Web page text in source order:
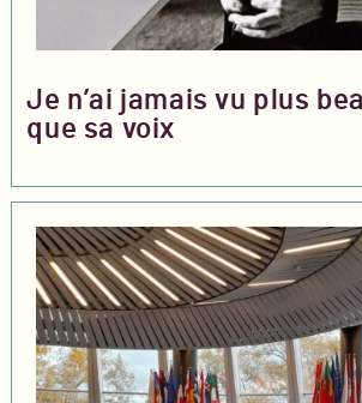
Je n’ai jamais vu plus
que sa voix